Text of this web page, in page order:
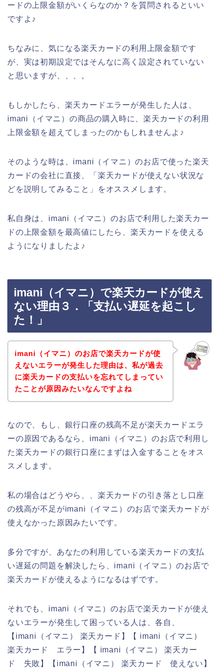
ードの上限金額がいくらなのか？を質問されるといい
ですよ♪
ちなみに、気になる楽天カードの利用上限金額です
が、実は初期設定ではそんなに高く設定されていない
と思いますが、、、。
もしかしたら、楽天カードエラーが発生した人は、
imani（イマニ）の商品の購入時に、楽天カードの利用
上限金額を超えてしまったのかもしれませんよ♪
そのような時は、imani（イマニ）のお店で使った楽天
カードの会社に直接、「楽天カードが使えない状況な
どを説明してみること」をオススメします。
私自身は、imani（イマニ）のお店で利用した楽天カー
ドの上限金額を最高値にしたら、楽天カードを使える
ようになりましたよ♪
imani（イマニ）で楽天カードが使え
ない理由３．「支払い遅延を起こし
た！」
imani（イマニ）のお店で楽天カードが使
えないエラーが発生した理由は、私が過去
に楽天カードの支払いを忘れてしまってい
たことが原因みたいなんですよね
なので、もし、銀行口座の残高不足が楽天カードエラ
ーの原因であるなら、imani（イマニ）のお店で利用し
た楽天カードの銀行口座にまずは入金することをオス
スメします。
私の場合はどうやら、、楽天カードの引き落とし口座
の残高が不足がimani（イマニ）のお店で楽天カードが
使えなかった原因みたいです。
多分ですが、あなたの利用している楽天カードの支払
い遅延の問題を解決したら、imani（イマニ）のお店で
楽天カードが使えるようになるはずです。
それでも、imani（イマニ）のお店で楽天カードが使え
ないエラーが発生して困っている人は、各自、
【imani（イマニ） 楽天カード】【 imani（イマニ）
楽天カード エラー】【 imani（イマニ） 楽天カー
ド 失敗】【imani（イマニ） 楽天カード 使えない】